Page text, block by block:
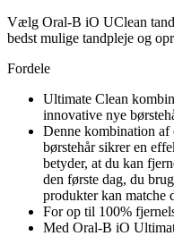
Vælg Oral-B iO UClean
bedst mulige tandpleje og
Fordele
Ultimate Clean
innovative nye
Denne kombination
børstehår sikrer en
betyder, at du kan
den første dag, du
produkter kan matche
For op til 100%
Med Oral-B iO